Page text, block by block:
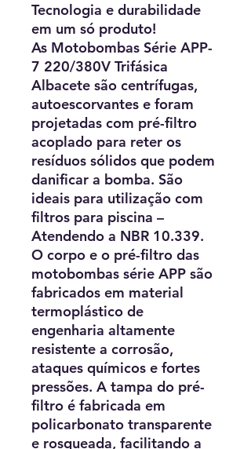
Tecnologia e durabilidade
em um só produto!
As Motobombas Série APP-
7 220/380V Trifásica
Albacete são centrífugas,
autoescorvantes e foram
projetadas com pré-filtro
acoplado para reter os
resíduos sólidos que podem
danificar a bomba. São
ideais para utilização com
filtros para piscina –
Atendendo a NBR 10.339.
O corpo e o pré-filtro das
motobombas série APP são
fabricados em material
termoplástico de
engenharia altamente
resistente a corrosão,
ataques químicos e fortes
pressões. A tampa do pré-
filtro é fabricada em
policarbonato transparente
e rosqueada, facilitando a